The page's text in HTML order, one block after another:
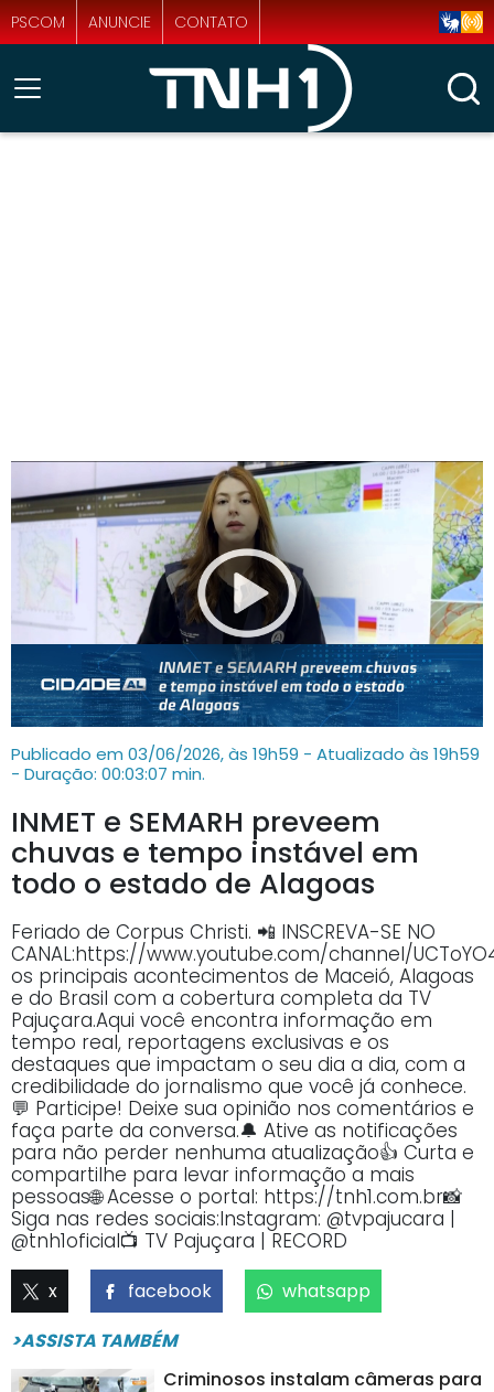
PSCOM ANUNCIE CONTATO
Publicado em 03/06/2026, às 19h59 - Atualizado às 19h59
- Duração: 00:03:07 min.
INMET e SEMARH preveem
chuvas e tempo instável em
todo o estado de Alagoas
Feriado de Corpus Christi. 📲 INSCREVA-SE NO
CANAL:https://www.youtube.com/channel/
os principais acontecimentos de Maceió, Alagoas
e do Brasil com a cobertura completa da TV
Pajuçara.Aqui você encontra informação em
tempo real, reportagens exclusivas e os
destaques que impactam o seu dia a dia, com a
credibilidade do jornalismo que você já conhece.
💬 Participe! Deixe sua opinião nos comentários e
faça parte da conversa.🔔 Ative as notificações
para não perder nenhuma atualização👍 Curta e
compartilhe para levar informação a mais
pessoas🌐 Acesse o portal: https://tnh1.com.br📸
Siga nas redes sociais:Instagram: @tvpajucara |
@tnh1oficial📺 TV Pajuçara | RECORD
x facebook
whatsapp
>ASSISTA TAMBÉM
Criminosos instalam câmeras para